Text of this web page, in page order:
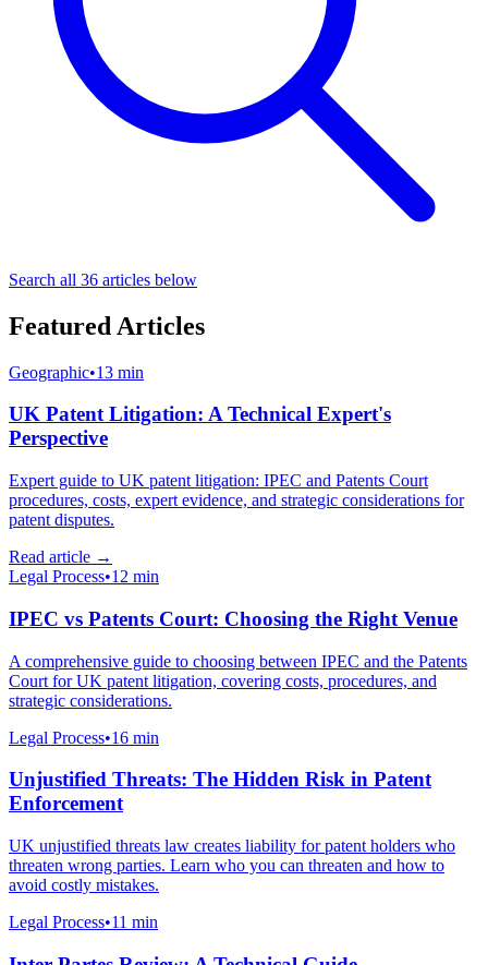
Search all 36 articles below
Featured Articles
Geographic•13 min
UK Patent Litigation: A Technical Expert's
Perspective
Expert guide to UK patent litigation: IPEC and Patents Court
procedures, costs, expert evidence, and strategic considerations for
patent disputes.
Read article →
Legal Process•12 min
IPEC vs Patents Court: Choosing the Right Venue
A comprehensive guide to choosing between IPEC and the Patents
Court for UK patent litigation, covering costs, procedures, and
strategic considerations.
Legal Process•16 min
Unjustified Threats: The Hidden Risk in Patent
Enforcement
UK unjustified threats law creates liability for patent holders who
threaten wrong parties. Learn who you can threaten and how to
avoid costly mistakes.
Legal Process•11 min